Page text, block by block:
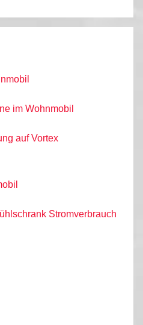
im Wohnmobil
auf Vortex
Stromverbrauch